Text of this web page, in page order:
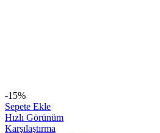
-15%
Sepete Ekle
Hızlı Görünüm
Karşılaştırma